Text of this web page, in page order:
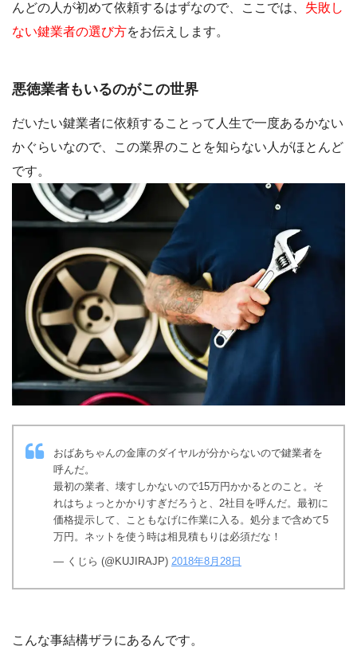
んどの人が初めて依頼するはずなので、ここでは、 失敗し
ない鍵業者の選び方をお伝えします。
悪徳業者もいるのがこの世界
だいたい鍵業者に依頼することって人生で一度あるかない
かぐらいなので、この業界のことを知らない人がほとんど
です。
おばあちゃんの金庫のダイヤルが分からないので鍵業者を
呼んだ。
最初の業者、壊すしかないので15万円かかるとのこと。そ
れはちょっとかかりすぎだろうと、2社目を呼んだ。最初に
価格提示して、こともなげに作業に入る。処分まで含めて5
万円。ネットを使う時は相見積もりは必須だな！
— くじら (@KUJIRAJP) 2018年8月28日
こんな事結構ザラにあるんです。